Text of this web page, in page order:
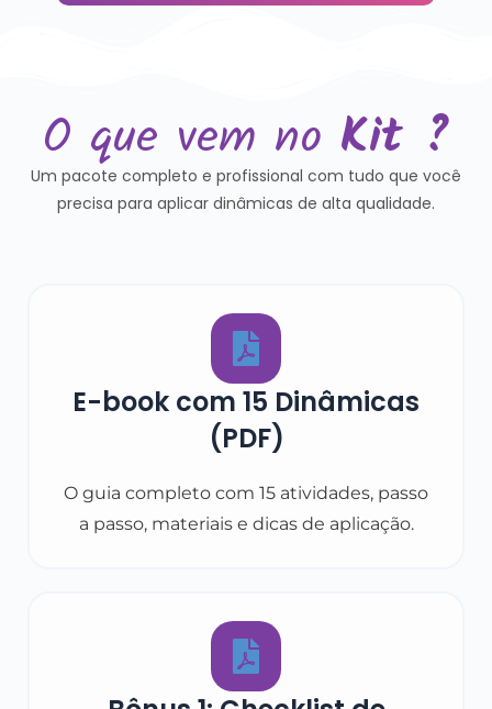
O que vem no Kit ?
Um pacote completo e profissional com tudo que você
precisa para aplicar dinâmicas de alta qualidade.
E-book com 15 Dinâmicas
(PDF)
O guia completo com 15 atividades, passo
a passo, materiais e dicas de aplicação.